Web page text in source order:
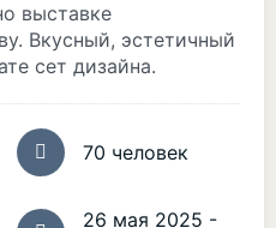
выставке
Вкусный, эстетичный
сет дизайна.
70 человек
26 мая 2025 -